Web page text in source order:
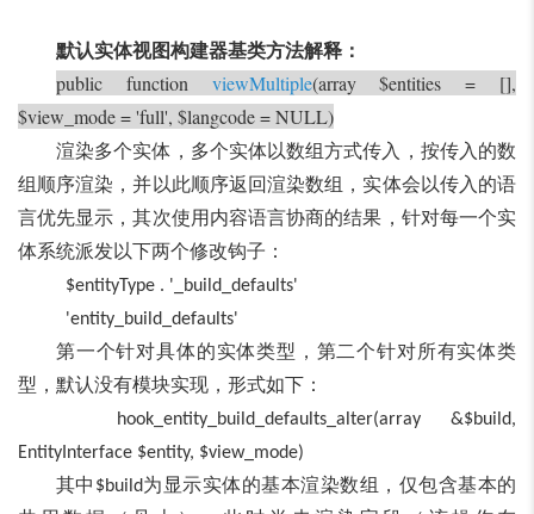
默认实体视图构建器基类方法解释：
public function viewMultiple(array $entities = [],
$view_mode = 'full', $langcode = NULL)
渲染多个实体，多个实体以数组方式传入，按传入的数
组顺序渲染，并以此顺序返回渲染数组，实体会以传入的语
言优先显示，其次使用内容语言协商的结果，针对每一个实
体系统派发以下两个修改钩子：
$entityType . '_build_defaults'
'entity_build_defaults'
第一个针对具体的实体类型，第二个针对所有实体类
型，默认没有模块实现，形式如下：
hook_entity_build_defaults_alter(array &$build,
EntityInterface $entity, $view_mode)
其中 $build为显示实体的基本渲染数组，仅包含基本的